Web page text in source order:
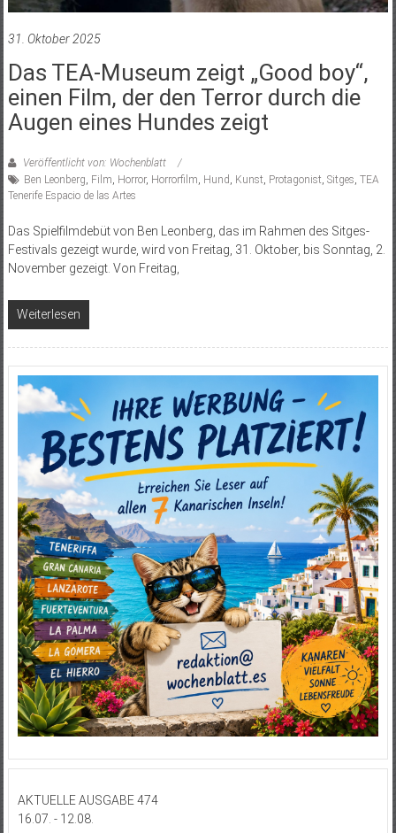
31. Oktober 2025
Das TEA-Museum zeigt „Good boy“,
einen Film, der den Terror durch die
Augen eines Hundes zeigt
Veröffentlicht von: Wochenblatt
Ben Leonberg, Film, Horror, Horrorfilm, Hund , Kunst, Protagonist, Sitges, TEA
Tenerife Espacio de las Artes
Das Spielfilmdebüt von Ben Leonberg, das im Rahmen des Sitges-
Festivals gezeigt wurde, wird von Freitag, 31. Oktober, bis Sonntag, 2.
November gezeigt. Von Freitag,
Weiterlesen
AKTUELLE AUSGABE 474
16.07. - 12.08.